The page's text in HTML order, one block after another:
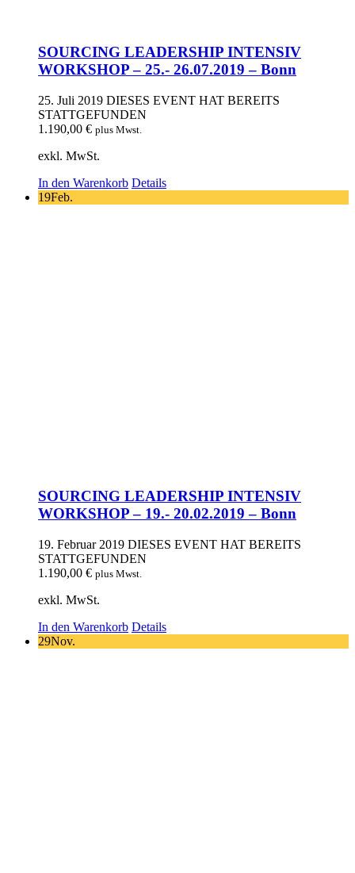
SOURCING LEADERSHIP INTENSIV
WORKSHOP – 25.- 26.07.2019 – Bonn
25. Juli 2019 DIESES EVENT HAT BEREITS
STATTGEFUNDEN
1.190,00 € plus Mwst.
exkl. MwSt.
In den Warenkorb Details
19Feb.
SOURCING LEADERSHIP INTENSIV
WORKSHOP – 19.- 20.02.2019 – Bonn
19. Februar 2019 DIESES EVENT HAT BEREITS
STATTGEFUNDEN
1.190,00 € plus Mwst.
exkl. MwSt.
In den Warenkorb Details
29Nov.